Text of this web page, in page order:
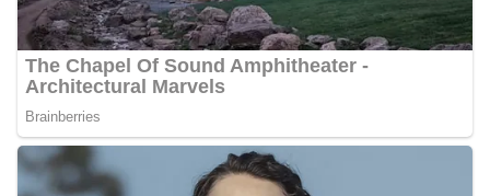
kondusivitas wilayah, khususnya menjelang
perayaan HUT Kemerdekaan RI yang biasanya
diwarnai dengan berbagai kegiatan dan
keramaian warga.‎‎Dengan adanya deteksi dini ini,
diharapkan potensi gangguan keamanan dapat
diantisipasi sejak awal sehingga situasi di
Kelurahan Sunggal tetap terjaga aman, tertib,
dan kondusif hingga puncak perayaan HUT